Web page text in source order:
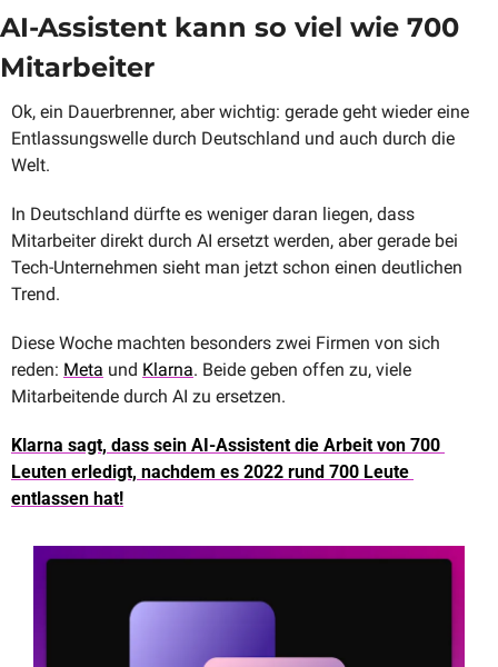
AI-Assistent kann so viel wie 700
Mitarbeiter
Ok, ein Dauerbrenner, aber wichtig: gerade geht wieder eine
Entlassungswelle durch Deutschland und auch durch die
Welt.
In Deutschland dürfte es weniger daran liegen, dass
Mitarbeiter direkt durch AI ersetzt werden, aber gerade bei
Tech-Unternehmen sieht man jetzt schon einen deutlichen
Trend.
Diese Woche machten besonders zwei Firmen von sich
reden: Meta und Klarna. Beide geben offen zu, viele
Mitarbeitende durch AI zu ersetzen.
Klarna sagt, dass sein AI-Assistent die Arbeit von 700
Leuten erledigt, nachdem es 2022 rund 700 Leute
entlassen hat!